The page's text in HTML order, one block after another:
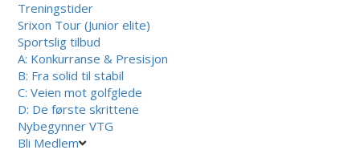
Treningstider
Srixon Tour (Junior elite)
Sportslig tilbud
A: Konkurranse & Presisjon
B: Fra solid til stabil
C: Veien mot golfglede
D: De første skrittene
Nybegynner VTG
Bli Medlem